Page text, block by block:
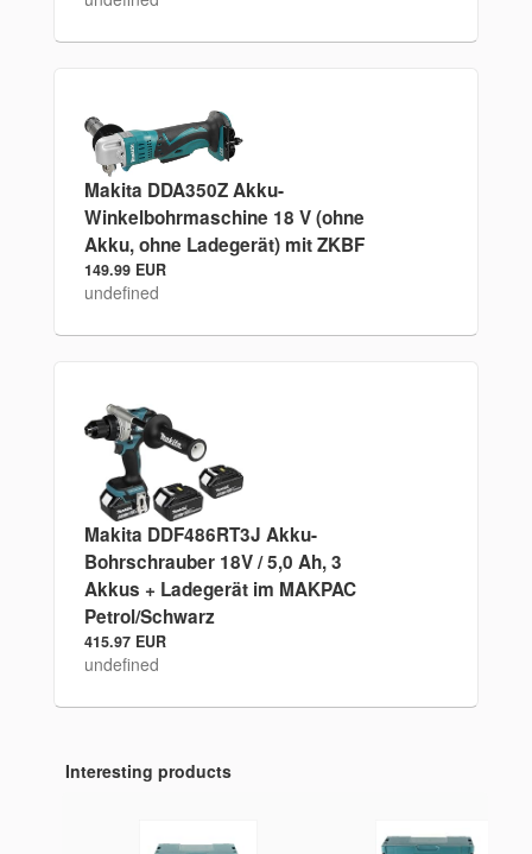
Makita DDA350Z Akku-
Winkelbohrmaschine 18 V (ohne
Akku, ohne Ladegerät) mit ZKBF
149.99 EUR
undefined
Makita DDF486RT3J Akku-
Bohrschrauber 18V / 5,0 Ah, 3
Akkus + Ladegerät im MAKPAC
Petrol/Schwarz
415.97 EUR
undefined
Interesting products